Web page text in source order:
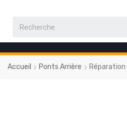
Accueil Ponts Arrière